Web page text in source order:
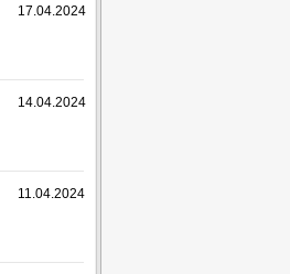
17.04.2024
14.04.2024
11.04.2024